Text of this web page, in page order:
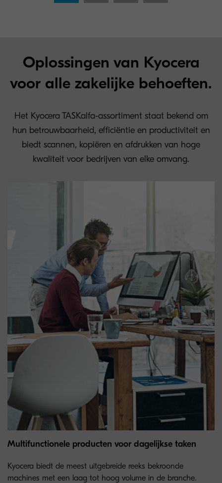
Oplossingen van Kyocera
voor alle zakelijke behoeften.
Het Kyocera TASKalfa-assortiment staat bekend om
hun betrouwbaarheid, efficiëntie en productiviteit en
biedt scannen, kopiëren en afdrukken van hoge
kwaliteit voor bedrijven van elke omvang.
Multifunctionele producten voor dagelijkse taken
Kyocera biedt de meest uitgebreide reeks bekroonde
machines met een laag tot hoog volume in de branche.